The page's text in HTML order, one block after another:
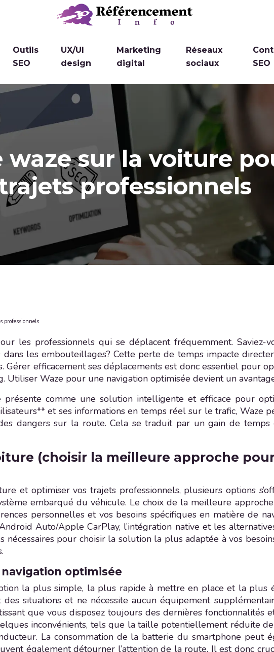
Outils
SEO
UX/UI
design
Marketing
digital
Réseaux
sociaux
SEO
sur la voiture
professionnels
professionnels
les professionnels qui se déplacent fréquemment. Saviez-
les embouteillages? Cette perte de temps impacte
efficacement ses déplacements est donc essentiel pour
Utiliser Waze pour une navigation optimisée devient un
présente comme une solution intelligente et efficace pour
et ses informations en temps réel sur le trafic, Waze
dangers sur la route. Cela se traduit par un gain de
(choisir la meilleure approche
et optimiser vos trajets professionnels, plusieurs options
embarqué du véhicule. Le choix de la meilleure
personnelles et vos besoins spécifiques en matière de
Auto/Apple CarPlay, l’intégration native et les
nécessaires pour choisir la solution la plus adaptée à vos
optimisée
la plus simple, la plus rapide à mettre en place et la plus
situations et ne nécessite aucun équipement
que vous disposez toujours des dernières fonctionnalités
inconvénients, tels que la taille potentiellement réduite
La consommation de la batterie du smartphone peut
également détourner l’attention de la route. Il est donc